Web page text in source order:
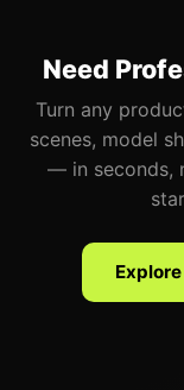
Need
Turn any
scenes, model
— in seconds,